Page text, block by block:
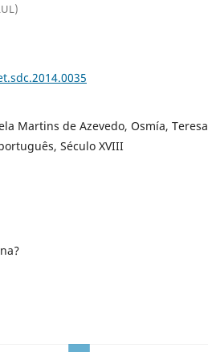
Martins de Azevedo, Osmía, Teresa
Século XVIII